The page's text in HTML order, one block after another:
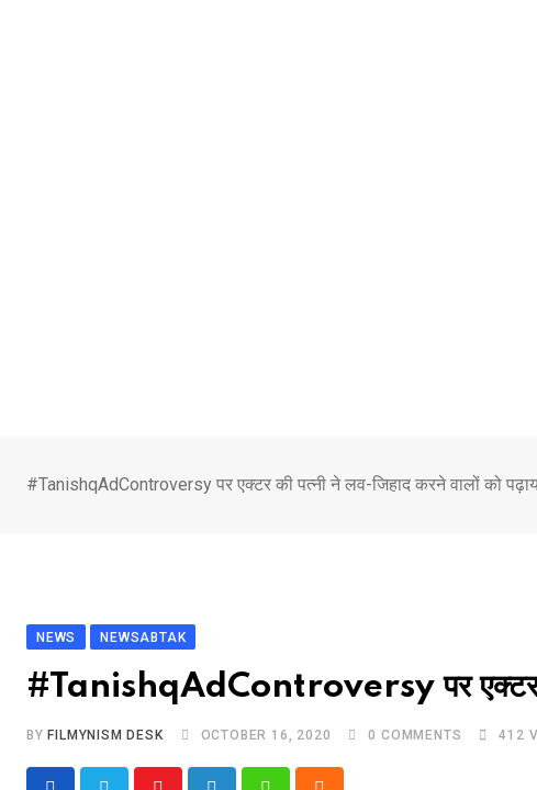
#TanishqAdControversy पर एक्टर की पत्नी ने लव-जिहाद करने वालों को
NEWS NEWSABTAK
#TanishqAdControversy पर एक्टर की
BY FILMYNISM DESK OCTOBER 16, 2020 0 COMMENTS 412